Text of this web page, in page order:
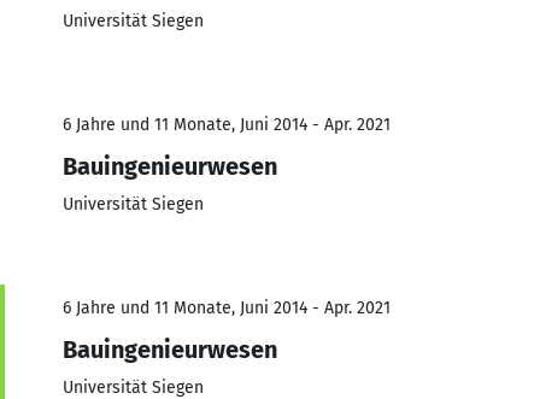
Universität Siegen
6 Jahre und 11 Monate, Juni 2014 - Apr. 2021
Bauingenieurwesen
Universität Siegen
6 Jahre und 11 Monate, Juni 2014 - Apr. 2021
Bauingenieurwesen
Universität Siegen